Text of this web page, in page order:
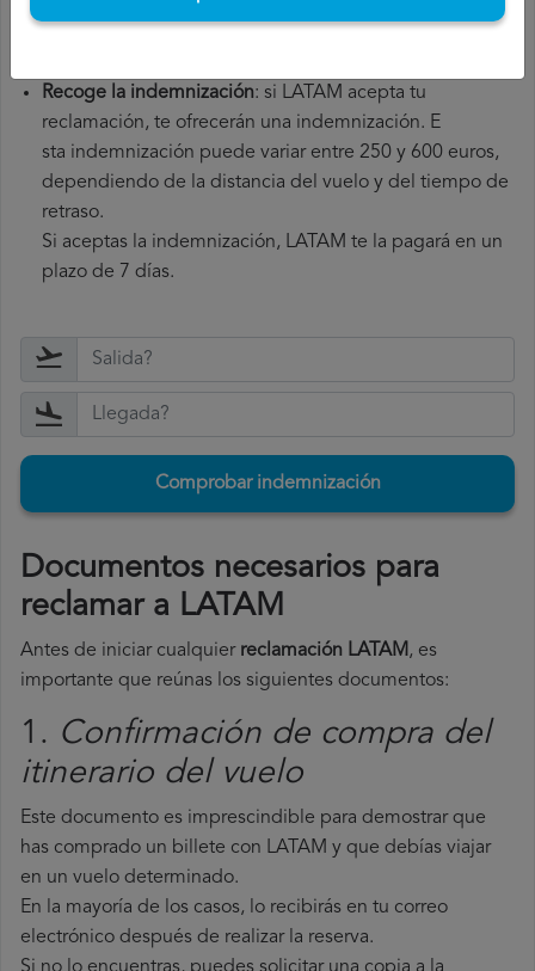
Recoge la indemnización: si LATAM acepta tu
reclamación, te ofrecerán una indemnización. E
sta indemnización puede variar entre 250 y 600 euros,
dependiendo de la distancia del vuelo y del tiempo de
retraso.
Si aceptas la indemnización, LATAM te la pagará en un
plazo de 7 días.
Comprobar indemnización
Documentos necesarios para
reclamar a LATAM
Antes de iniciar cualquier reclamación LATAM, es
importante que reúnas los siguientes documentos:
1. Confirmación de compra del
itinerario del vuelo
Este documento es imprescindible para demostrar que
has comprado un billete con LATAM y que debías viajar
en un vuelo determinado.
En la mayoría de los casos, lo recibirás en tu correo
electrónico después de realizar la reserva.